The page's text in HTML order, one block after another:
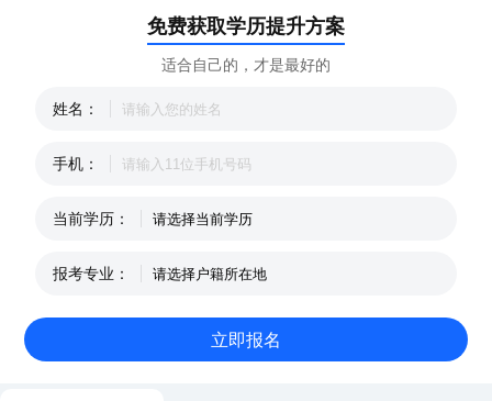
免费获取学历提升方案
适合自己的，才是最好的
姓名：
手机：
当前学历：
报考专业：